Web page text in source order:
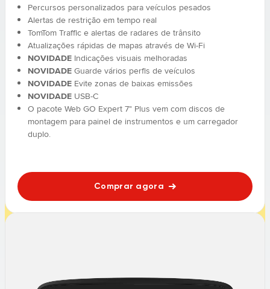
Percursos personalizados para veículos pesados
Alertas de restrição em tempo real
TomTom Traffic e alertas de radares de trânsito
Atualizações rápidas de mapas através de Wi-Fi
NOVIDADE Indicações visuais melhoradas
NOVIDADE Guarde vários perfis de veículos
NOVIDADE Evite zonas de baixas emissões
NOVIDADE USB-C
O pacote Web GO Expert 7" Plus vem com discos de
montagem para painel de instrumentos e um carregador
duplo.
Comprar agora